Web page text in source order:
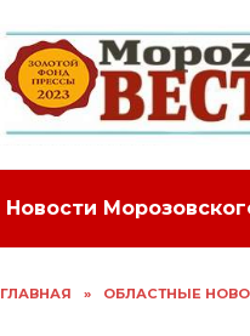
Новости
ГЛАВНАЯ » ОБЛАСТНЫЕ